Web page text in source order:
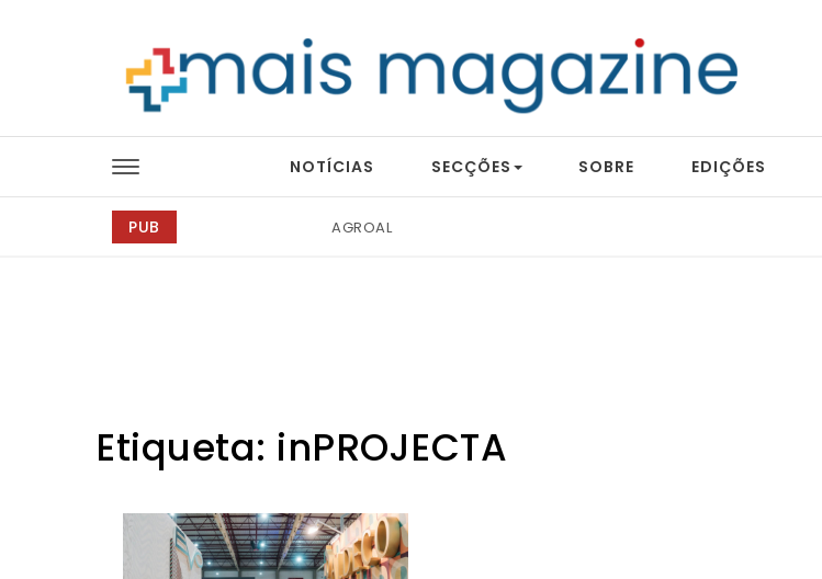
NOTÍCIAS SECÇÕES SOBRE EDIÇÕES
PUB Tintas 2000
Etiqueta: inPROJECTA